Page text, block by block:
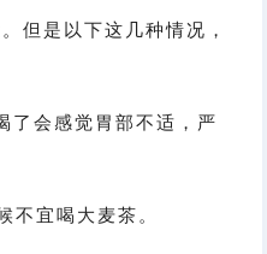
但是以下这几种情况，
了会感觉胃部不适，严
不宜喝大麦茶。